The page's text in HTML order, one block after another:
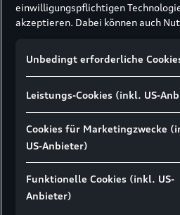
Das Internet-Portal der
Reparatur und Werkstatt
Mehr zu den
Richtiges
einwilligungspflichtigen
akzeptieren. Dabei können auch
Formularabsendung) an unsere
übermittelt werden, um die
Werbung an Ihre Interessen
Hinweis gemäß Art. 49 Abs. 1 lit.
Datenübermittlung:Für
Leistungstechnologien setzen wir
kann nicht ausgeschlossen
personenbezogene Daten an Google
weitergibt. In den USA besteht kein
Unbedingt erforderliche
Leistungs-Cookies (inkl. US-
Cookies für Marketingzwecke
US-Anbieter)
Funktionelle Cookies (inkl. US-
Anbieter)